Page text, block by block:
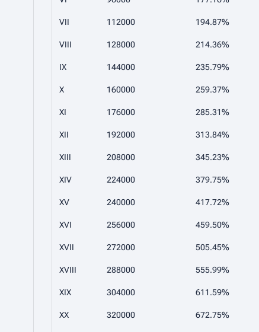
VII 112000 194.87%
VIII 128000 214.36%
IX 144000 235.79%
X 160000 259.37%
XI 176000 285.31%
XII 192000 313.84%
XIII 208000 345.23%
XIV 224000 379.75%
XV 240000 417.72%
XVI 256000 459.50%
XVII 272000 505.45%
XVIII 288000 555.99%
XIX 304000 611.59%
XX 320000 672.75%